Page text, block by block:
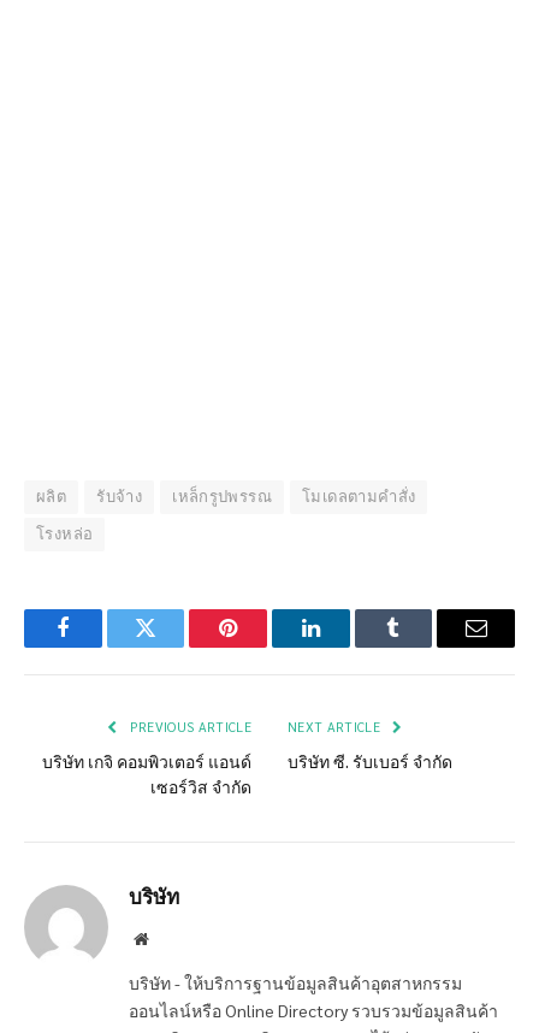
ผลิต รับจ้าง เหล็กรูปพรรณ
โมเดลตามคำสั่ง
โรงหล่อ
FacebookTwitter Pinterest LinkedInTumblr Email
PREVIOUS ARTICLE
บริษัท เกจิ คอมพิวเตอร์ แอนด์
เซอร์วิส จำกัด
NEXT ARTICLE
บริษัท ซี. รับเบอร์ จำกัด
บริษัท
Website
บริษัท - ให้บริการฐานข้อมูลสินค้าอุตสาหกรรม
ออนไลน์หรือ Online Directory รวบรวมข้อมูลสินค้า